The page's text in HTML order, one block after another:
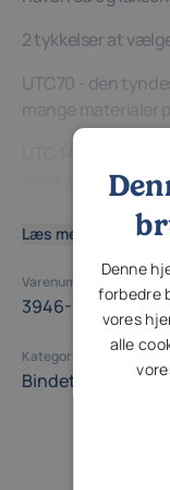
2 tykkelser at
UTC70 - den
mange materialer
også stærk nok til
Læs mere
Varenummer (SKU)
3946-257137
Kategori
Bindetråd og
Denne
forbedre
vores
alle